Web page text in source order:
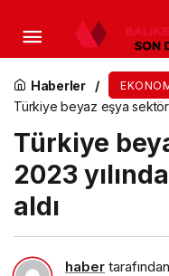
Haberler
Türkiye beyaz eşya
Türkiye
2023
aldı
haber
Hazır Çorbalar